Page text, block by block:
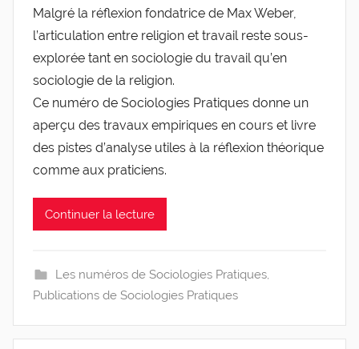
Malgré la réflexion fondatrice de Max Weber,
l’articulation entre religion et travail reste sous-
explorée tant en sociologie du travail qu’en
sociologie de la religion.
Ce numéro de Sociologies Pratiques donne un
aperçu des travaux empiriques en cours et livre
des pistes d’analyse utiles à la réflexion théorique
comme aux praticiens.
Continuer la lecture
Les numéros de Sociologies Pratiques,
Publications de Sociologies Pratiques